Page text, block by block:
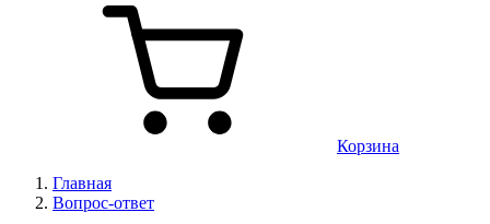
Корзина
Главная
Вопрос-ответ